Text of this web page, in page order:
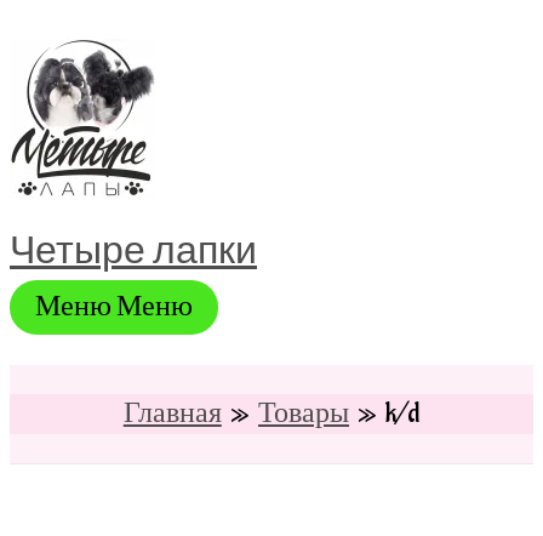
содержимому
Четыре лапки
МенюМеню
Главная Товары k/d